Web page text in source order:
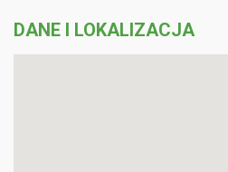
DANE I LOKALIZACJA